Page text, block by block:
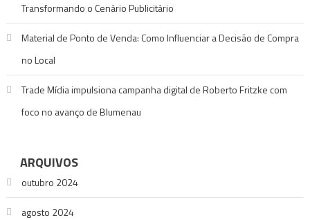
Transformando o Cenário Publicitário
Material de Ponto de Venda: Como Influenciar a Decisão de Compra
no Local
Trade Mídia impulsiona campanha digital de Roberto Fritzke com
foco no avanço de Blumenau
ARQUIVOS
outubro 2024
agosto 2024